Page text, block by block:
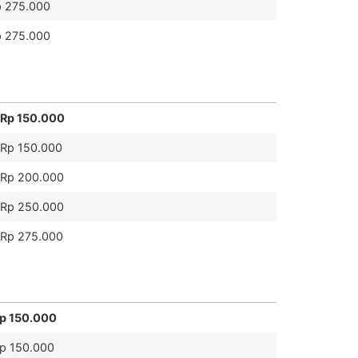
275.000
275.000
Rp 150.000
Rp 150.000
Rp 200.000
Rp 250.000
Rp 275.000
150.000
150.000